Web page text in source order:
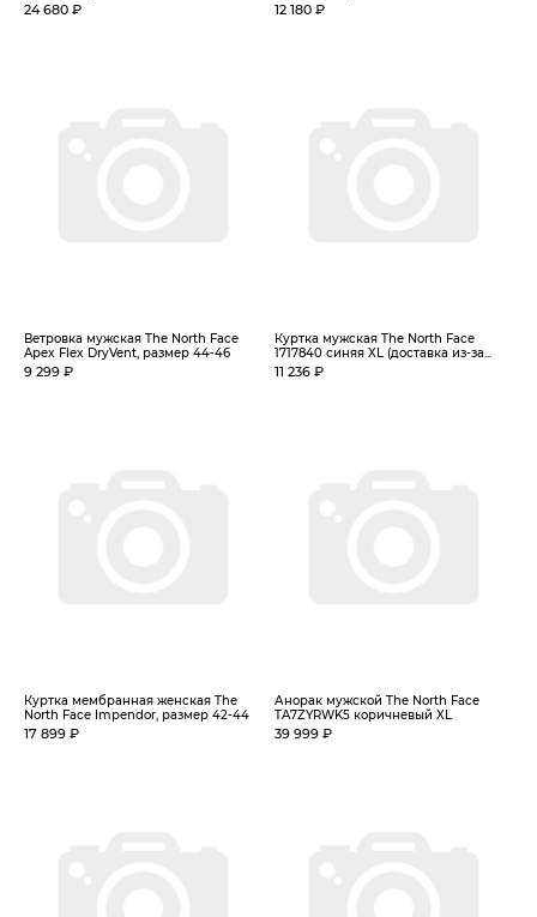
24 680 ₽ 12 180 ₽
Ветровка мужская The North Face
Apex Flex DryVent, размер 44-46
9 299 ₽
Куртка мужская The North Face
1717840 синяя XL (доставка из-за...
11 236 ₽
Куртка мембранная женская The
North Face Impendor, размер 42-44
17 899 ₽
Анорак мужской The North Face
TA7ZYRWK5 коричневый XL
39 999 ₽